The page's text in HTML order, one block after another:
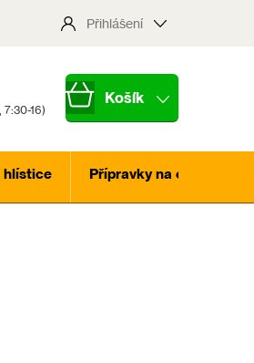
Přihlášení
Nákupní
hlístice Přípravky na ochranu